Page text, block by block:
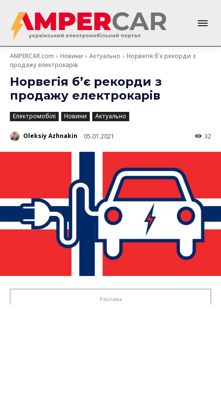
AMPERCAR.com Новини Актуально
Норвегія б'є рекорди з
продажу електрокарів
Норвегія б’є рекорди з
продажу електрокарів
Електромобілі Новини Актуально
Oleksiy Azhnakin 05.01.2021 32